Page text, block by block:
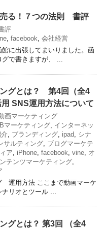
売る！７つの法則 書評
評
, facebook, 会社経営
に出張してまいりました。函
で書きますが、 ...
グとは？ 第4回（全4
SNS運用方法について
画マーケティング
マーケティング, インターネッ
, ブランディング, ipad, シナ
サルティング, ブログマーケテ
ア, iPhone, facebook, vine, オ
テンツマーケティング,
運用方法 ここまで動画マーケ
ナリオとツール ...
グとは？ 第3回 （全4